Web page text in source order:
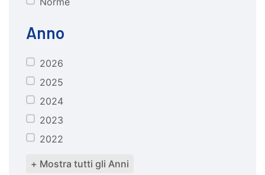
Anno
anno2026
2025
2024
2023
2022
+ Mostra tutti gli Anni